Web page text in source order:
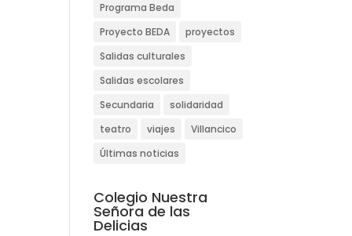
Programa Beda
Proyecto BEDA
proyectos
Salidas culturales
Salidas escolares
Secundaria
solidaridad
teatro
viajes
Villancico
Últimas noticias
Colegio Nuestra
Señora de las
Delicias